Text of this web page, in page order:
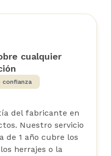
cualquier
confianza
del fabricante en
Nuestro servicio
de 1 año cubre los
herrajes o la